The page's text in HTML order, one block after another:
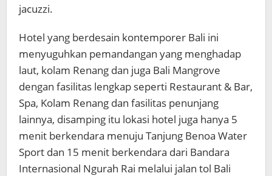
jacuzzi.
Hotel yang berdesain kontemporer Bali ini
menyuguhkan pemandangan yang menghadap
laut, kolam Renang dan juga Bali Mangrove
dengan fasilitas lengkap seperti Restaurant & Bar,
Spa, Kolam Renang dan fasilitas penunjang
lainnya, disamping itu lokasi hotel juga hanya 5
menit berkendara menuju Tanjung Benoa Water
Sport dan 15 menit berkendara dari Bandara
Internasional Ngurah Rai melalui jalan tol Bali